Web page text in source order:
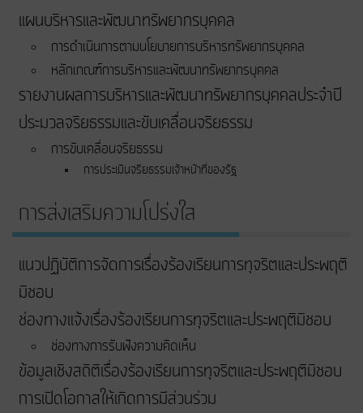
แผนบริหารและพัฒนาทรัพยากรบุคคล
การดำเนินการตามนโยบายการบริหารทรัพยากรบุคคล
หลักเกณฑ์การบริหารและพัฒนาทรัพยากรบุคคล
รายงานผลการบริหารและพัฒนาทรัพยากรบุคคลประจำปี
ประมวลจริยธรรมและขับเคลื่อนจริยธรรม
การขับเคลื่อนจริยธรรม
การประเมินจริยธรรมเจ้าหน้าที่ของรัฐ
การส่งเสริมความโปร่งใส
แนวปฏิบัติการจัดการเรื่องร้องเรียนการทุจริตและประพฤติ
มิชอบ
ช่องทางแจ้งเรื่องร้องเรียนการทุจริตและประพฤติมิชอบ
ช่องทางการรับฟังความคิดเห็น
ข้อมูลเชิงสถิติเรื่องร้องเรียนการทุจริตและประพฤติมิชอบ
การเปิดโอกาสให้เกิดการมีส่วนร่วม